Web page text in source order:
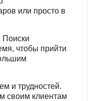
или просто в
Поиски
чтобы прийти
и трудностей.
своим клиентам